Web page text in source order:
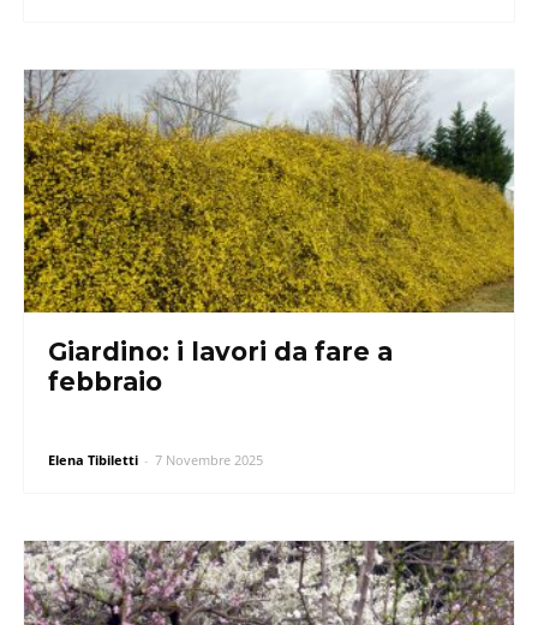
Giardino: i lavori da fare a
febbraio
Elena Tibiletti - 7 Novembre 2025